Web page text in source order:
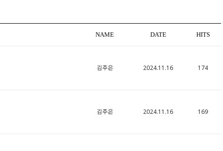
NAME DATE HITS
김주은 2024.11.16 174
김주은 2024.11.16 169